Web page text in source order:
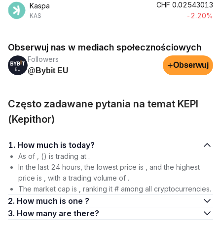
Kaspa
KAS
CHF 0.02543013
-2.20%
Obserwuj nas w mediach społecznościowych
Followers
@Bybit EU
+Obserwuj
Często zadawane pytania na temat KEPI
(Kepithor)
1. How much is today?
As of , () is trading at .
In the last 24 hours, the lowest price is , and the highest
price is , with a trading volume of .
The market cap is , ranking it # among all cryptocurrencies.
2. How much is one ?
3. How many are there?